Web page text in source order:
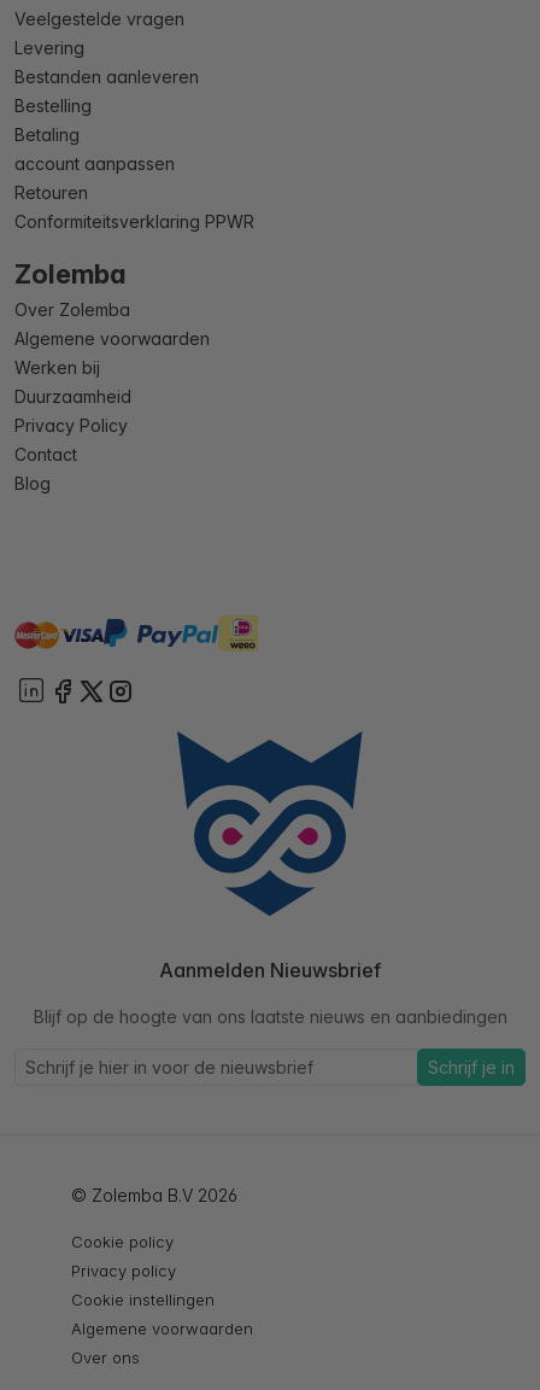
Veelgestelde vragen
Levering
Bestanden aanleveren
Bestelling
Betaling
account aanpassen
Retouren
Conformiteitsverklaring PPWR
Zolemba
Over Zolemba
Algemene voorwaarden
Werken bij
Duurzaamheid
Privacy Policy
Contact
Blog
mastervisa paypal ideal
Aanmelden Nieuwsbrief
Blijf op de hoogte van ons laatste nieuws en aanbiedingen
Schrijf je in
© Zolemba B.V 2026
Cookie policy
Privacy policy
Cookie instellingen
Algemene voorwaarden
Over ons